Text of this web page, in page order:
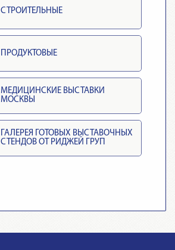
СТРОИТЕЛЬНЫЕ
ПРОДУКТОВЫЕ
МЕДИЦИНСКИЕ ВЫСТАВКИ
МОСКВЫ
ГАЛЕРЕЯ ГОТОВЫХ ВЫСТАВОЧНЫХ
СТЕНДОВ ОТ РИДЖЕЙ ГРУП